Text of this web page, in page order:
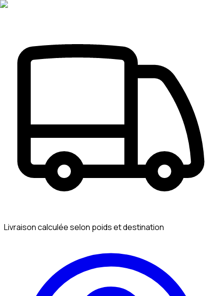
Livraison calculée selon poids et destination